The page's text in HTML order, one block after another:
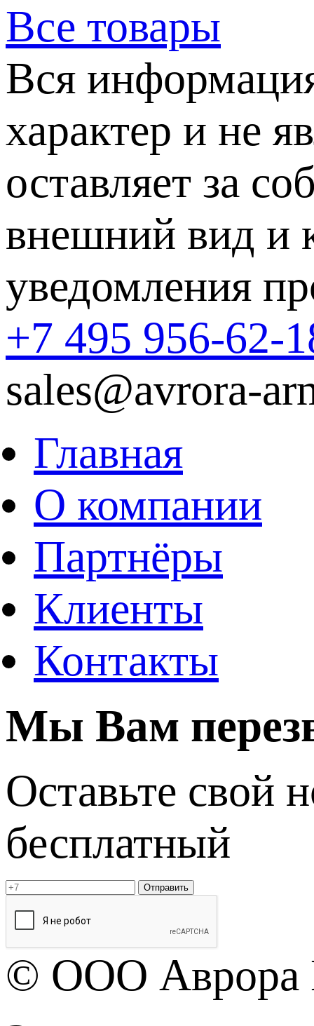
Все товары
Вся
характер и не
оставляет за
внешний вид и
уведомления
+7 495 956-62-
sales@avrora-
Главная
О компании
Партнёры
Клиенты
Контакты
Мы Вам
Оставьте свой
бесплатный
Отправить
© OOO Аврора